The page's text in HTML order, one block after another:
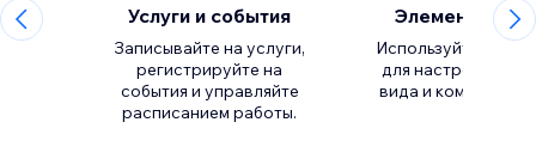
Услуги и события
Записывайте на услуги,
регистрируйте на
события и управляйте
расписанием работы.
Элементы
Используйте
для настройки